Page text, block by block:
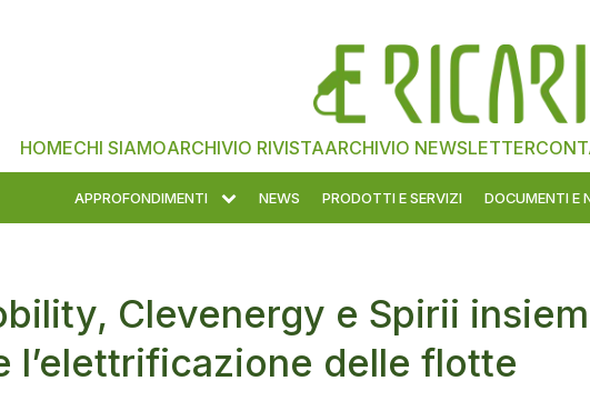
HOMECHI SIAMOARCHIVIO RIVISTAARCHIVIO NEWSLETTER
APPROFONDIMENTI NEWS PRODOTTI E SERVIZI DOCUMENTI E
Clevenergy e Spirii
l’elettrificazione delle flotte